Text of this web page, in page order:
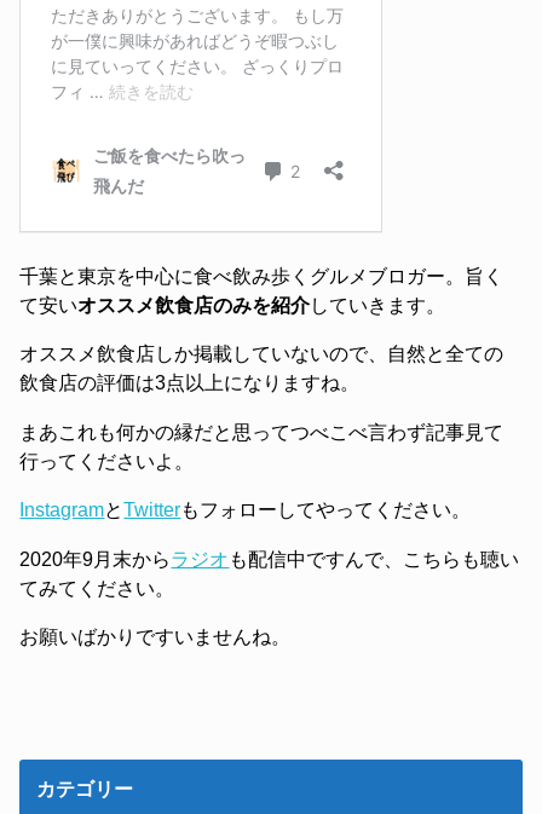
千葉と東京を中心に食べ飲み歩くグルメブロガー。旨く
て安いオススメ飲食店のみを紹介していきます。
オススメ飲食店しか掲載していないので、自然と全ての
飲食店の評価は3点以上になりますね。
まあこれも何かの縁だと思ってつべこべ言わず記事見て
行ってくださいよ。
InstagramとTwitterもフォローしてやってください。
2020年9月末からラジオ も配信中ですんで、こちらも聴い
てみてください。
お願いばかりですいませんね。
カテゴリー